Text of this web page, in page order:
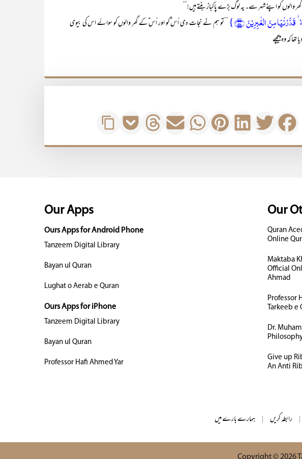
والوں کو اپنے شہر سے۔ یہ لوگ بڑے پاکباز بنتے ہیں!‘‘
مِنَ الۡغٰبِرِیۡنَ ﴿۵۷﴾}
’’تو ہم نے نجات دی اُس ؑکو اور اُس ؑکے گھر والوں کو سوائے اس کی بیوی
کہ وہ پیچھے
Our
Quran
Online
Maktaba
Official
Ahmad
Professor
Tarkeeb e
Dr.
Give up
An Anti
Our Apps
Ours Apps for Android Phone
Tanzeem Digital Library
Bayan ul Quran
Lughat o Aerab e Quran
Ours Apps for iPhone
Tanzeem Digital Library
Bayan ul Quran
Professor Hafi Ahmed Yar
ہمارے بارے میں | رابطہ کریں |
Copyright © 2026